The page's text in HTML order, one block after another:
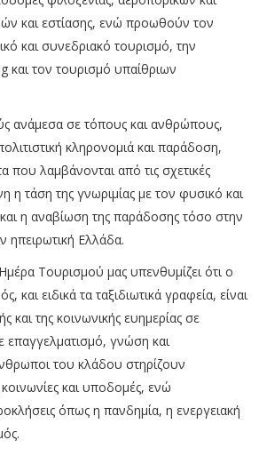
και εστίασης, ενώ προωθούν τον
και συνεδριακό τουρισμό, την
και τον τουρισμό υπαίθριων
ανάμεσα σε τόπους και ανθρώπους,
κληρονομιά και παράδοση,
που λαμβάνονται από τις σχετικές
η τάση της γνωριμίας με τον φυσικό και
η αναβίωση της παράδοσης τόσο στην
ηπειρωτική Ελλάδα.
Τουρισμού μας υπενθυμίζει ότι ο
και ειδικά τα ταξιδιωτικά γραφεία, είναι
και της κοινωνικής ευημερίας σε
επαγγελματισμό, γνώση και
του κλάδου στηρίζουν
και υποδομές, ενώ
όπως η πανδημία, η ενεργειακή